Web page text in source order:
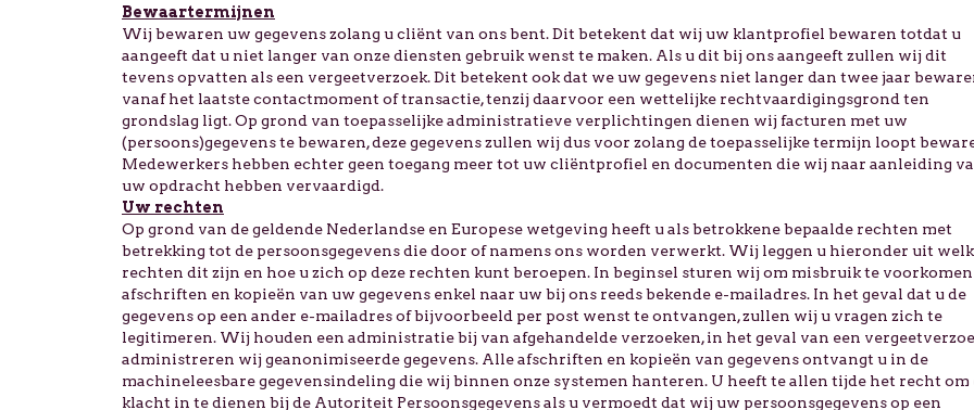
Bewaartermijnen
Wij bewaren uw gegevens zolang u cliënt van ons bent. Dit betekent dat wij uw klantprofiel bewaren totdat u
aangeeft dat u niet langer van onze diensten gebruik wenst te maken. Als u dit bij ons aangeeft zullen wij dit
tevens opvatten als een vergeetverzoek. Dit betekent ook dat we uw gegevens niet langer dan twee jaar
vanaf het laatste contactmoment of transactie, tenzij daarvoor een wettelijke rechtvaardigingsgrond ten
grondslag ligt. Op grond van toepasselijke administratieve verplichtingen dienen wij facturen met uw
(persoons)gegevens te bewaren, deze gegevens zullen wij dus voor zolang de toepasselijke termijn loopt
Medewerkers hebben echter geen toegang meer tot uw cliëntprofiel en documenten die wij naar aanleiding
uw opdracht hebben vervaardigd.
Uw rechten
Op grond van de geldende Nederlandse en Europese wetgeving heeft u als betrokkene bepaalde rechten met
betrekking tot de persoonsgegevens die door of namens ons worden verwerkt. Wij leggen u hieronder uit
rechten dit zijn en hoe u zich op deze rechten kunt beroepen. In beginsel sturen wij om misbruik te voorkomen
afschriften en kopieën van uw gegevens enkel naar uw bij ons reeds bekende e-mailadres. In het geval dat u de
gegevens op een ander e-mailadres of bijvoorbeeld per post wenst te ontvangen, zullen wij u vragen zich te
legitimeren. Wij houden een administratie bij van afgehandelde verzoeken, in het geval van een
administreren wij geanonimiseerde gegevens. Alle afschriften en kopieën van gegevens ontvangt u in de
machineleesbare gegevensindeling die wij binnen onze systemen hanteren. U heeft te allen tijde het recht om
klacht in te dienen bij de Autoriteit Persoonsgegevens als u vermoedt dat wij uw persoonsgegevens op een